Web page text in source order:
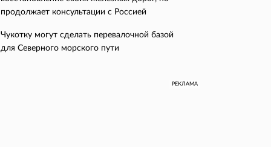
продолжает консультации с Россией
Чукотку могут сделать перевалочной базой
для Северного морского пути
РЕКЛАМА